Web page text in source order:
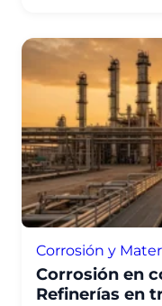
Corrosión y
Corrosión en
Refinerías en